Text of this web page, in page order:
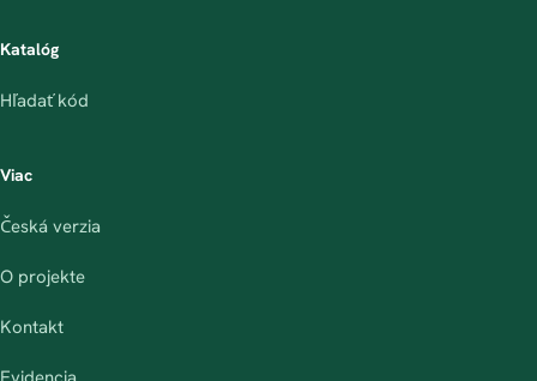
Katalóg
Hľadať kód
Viac
Česká verzia
O projekte
Kontakt